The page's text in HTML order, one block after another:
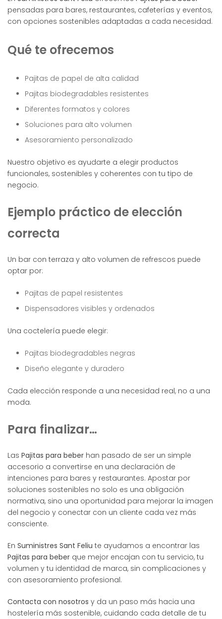
pensadas para bares, restaurantes, cafeterías y eventos,
con opciones sostenibles adaptadas a cada necesidad.
Qué te ofrecemos
Pajitas de papel de alta calidad
Pajitas biodegradables resistentes
Diferentes formatos y colores
Soluciones para alto volumen
Asesoramiento personalizado
Nuestro objetivo es ayudarte a elegir productos
funcionales, sostenibles y coherentes con tu tipo de
negocio.
Ejemplo práctico de elección
correcta
Un bar con terraza y alto volumen de refrescos puede
optar por:
Pajitas de papel resistentes
Dispensadores visibles y ordenados
Una coctelería puede elegir:
Pajitas biodegradables negras
Diseño elegante y duradero
Cada elección responde a una necesidad real, no a una
moda.
Para finalizar…
Las Pajitas para beber han pasado de ser un simple
accesorio a convertirse en una declaración de
intenciones para bares y restaurantes. Apostar por
soluciones sostenibles no solo es una obligación
normativa, sino una oportunidad para mejorar la imagen
del negocio y conectar con un cliente cada vez más
consciente.
En Suministres Sant Feliu te ayudamos a encontrar las
Pajitas para beber que mejor encajan con tu servicio, tu
volumen y tu identidad de marca, sin complicaciones y
con asesoramiento profesional.
Contacta con nosotros y da un paso más hacia una
hostelería más sostenible, cuidando cada detalle de tu